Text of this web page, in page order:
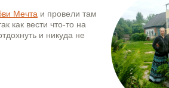
Мечта и провели там
как вести что-то на
и никуда не